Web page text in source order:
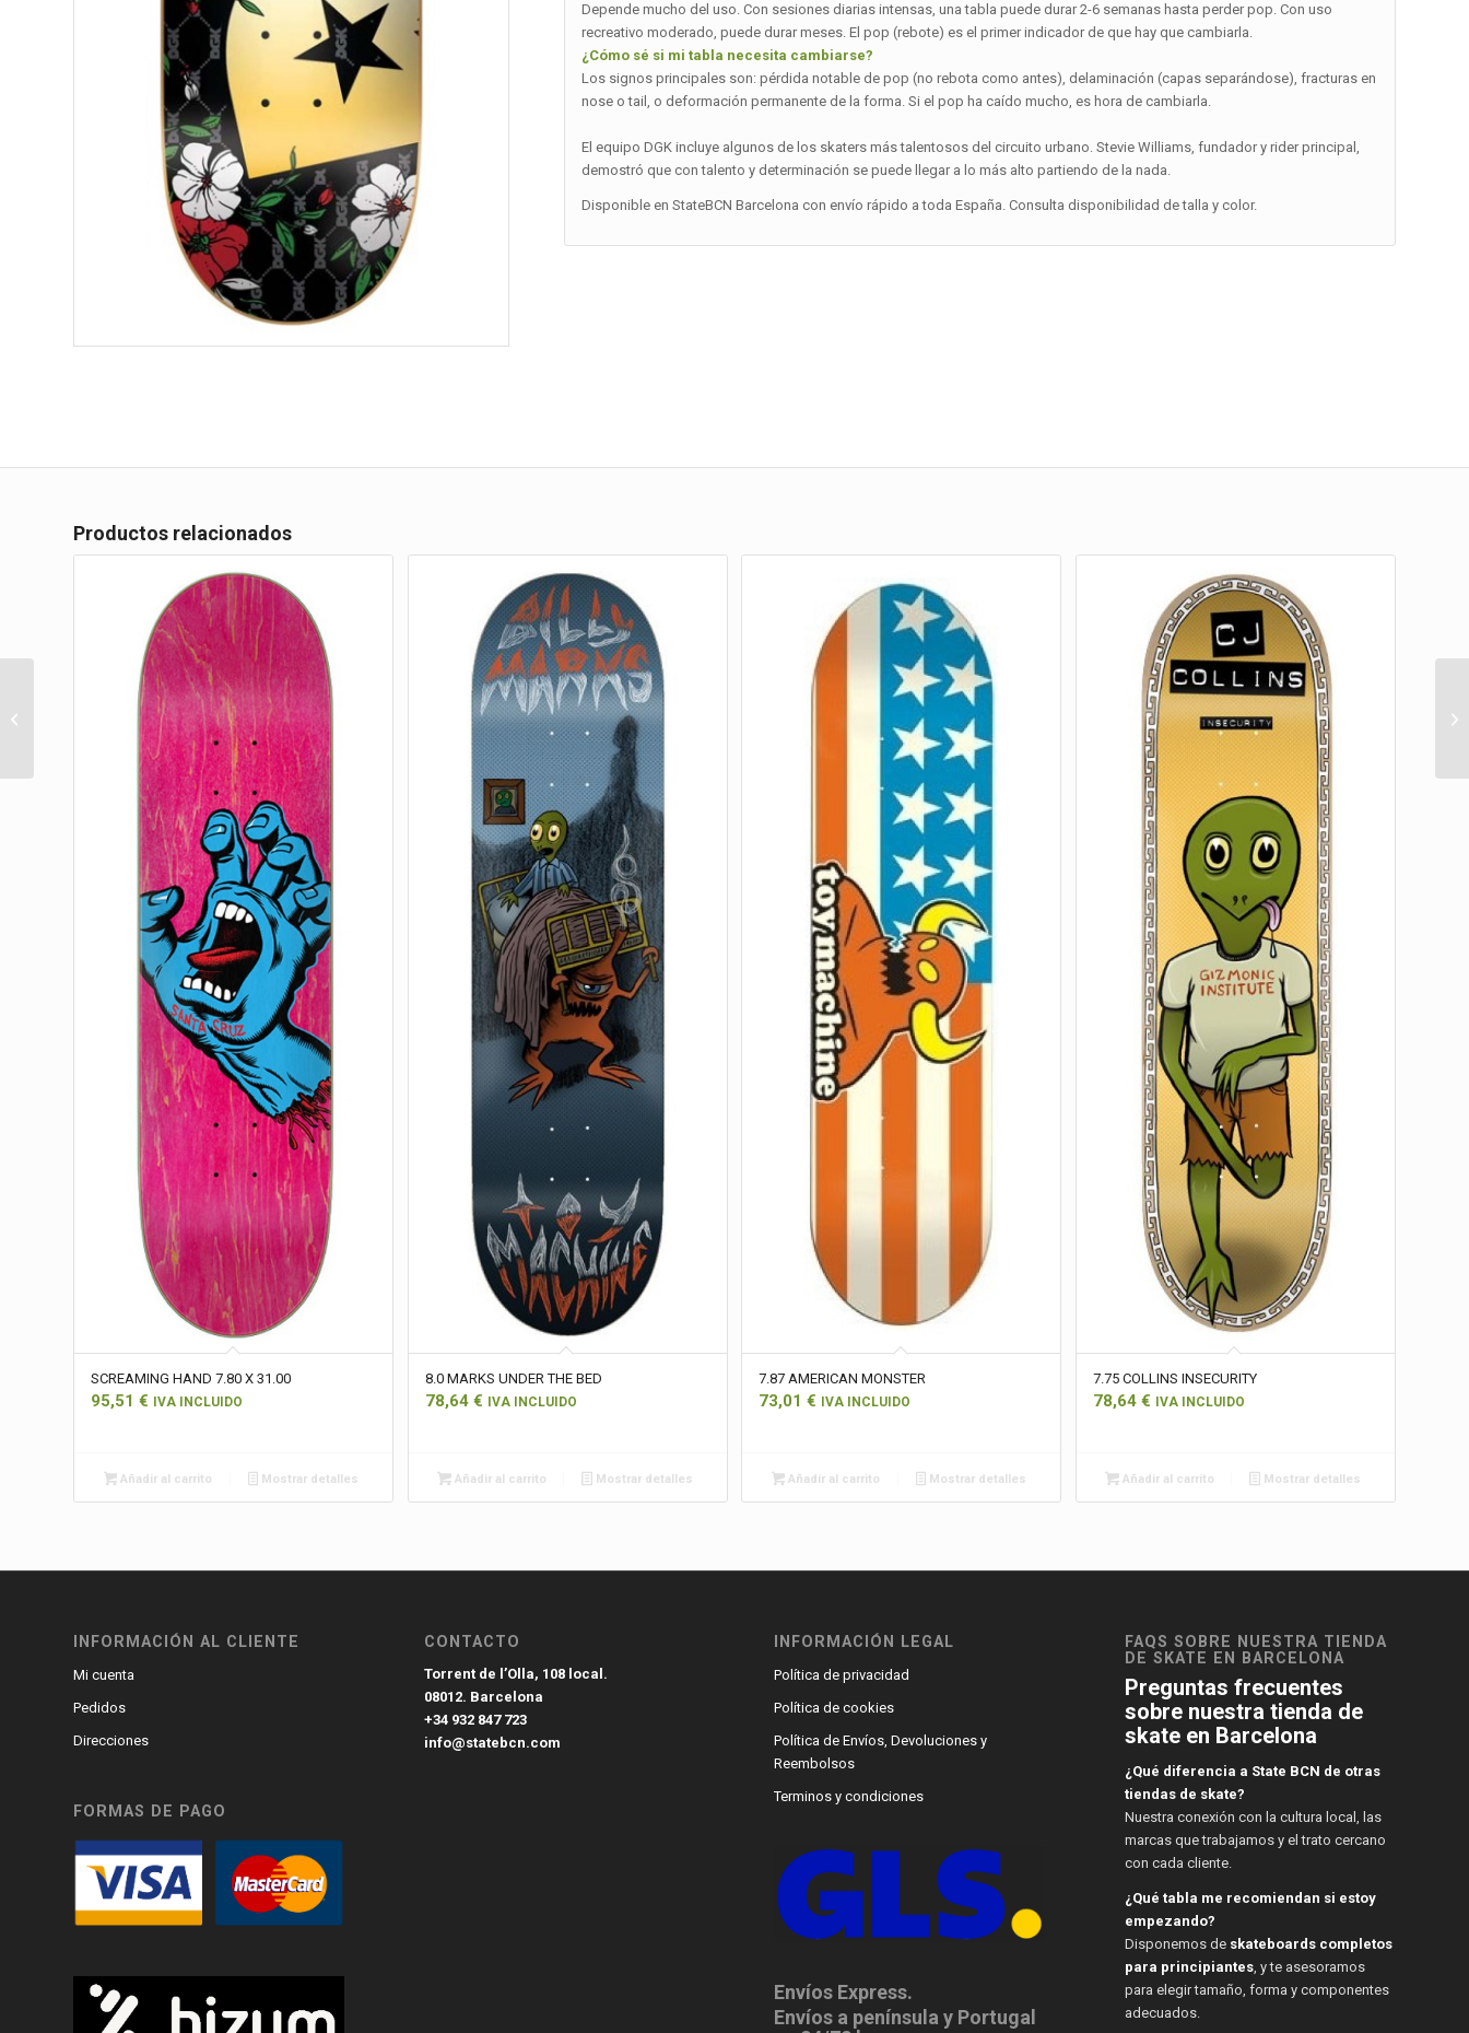
Depende mucho del uso. Con sesiones diarias intensas, una tabla puede durar 2-6 semanas hasta perder pop. Con uso
recreativo moderado, puede durar meses. El pop (rebote) es el primer indicador de que hay que cambiarla.
¿Cómo sé si mi tabla necesita cambiarse?
Los signos principales son: pérdida notable de pop (no rebota como antes), delaminación (capas separándose), fracturas en
nose o tail, o deformación permanente de la forma. Si el pop ha caído mucho, es hora de cambiarla.
El equipo DGK incluye algunos de los skaters más talentosos del circuito urbano. Stevie Williams, fundador y rider principal,
demostró que con talento y determinación se puede llegar a lo más alto partiendo de la nada.
Disponible en StateBCN Barcelona con envío rápido a toda España. Consulta disponibilidad de talla y color.
Productos relacionados
SCREAMING HAND 7.80 X 31.00
95,51 € IVA INCLUIDO
Añadir al carrito Mostrar detalles
8.0 MARKS UNDER THE BED
78,64 € IVA INCLUIDO
Añadir al carrito Mostrar detalles
7.87 AMERICAN MONSTER
73,01€ IVA INCLUIDO
Añadir al carrito Mostrar detalles
7.75 COLLINS INSECURITY
78,64 € IVA INCLUIDO
Añadir al carrito Mostrar detalles
INFORMACIÓN AL CLIENTE
Mi cuenta
Pedidos
Direcciones
FORMAS DE PAGO
CONTACTO
Torrent de l’Olla, 108 local.
08012. Barcelona
+34 932 847 723
info@statebcn.com
INFORMACIÓN LEGAL
Política de privacidad
Política de cookies
Política de Envíos, Devoluciones y
Reembolsos
Terminos y condiciones
Envíos Express.
Envíos a península y Portugal
FAQS SOBRE NUESTRA TIENDA
DE SKATE EN BARCELONA
Preguntas frecuentes
sobre nuestra tienda de
skate en Barcelona
¿Qué diferencia a State BCN de otras
tiendas de skate?
Nuestra conexión con la cultura local, las
marcas que trabajamos y el trato cercano
con cada cliente.
¿Qué tabla me recomiendan si estoy
empezando?
Disponemos de skateboards completos
para principiantes, y te asesoramos
para elegir tamaño, forma y componentes
adecuados.
FRAMEWORK (FOIL)